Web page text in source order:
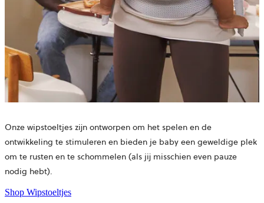
Onze wipstoeltjes zijn ontworpen om het spelen en de
ontwikkeling te stimuleren en bieden je baby een geweldige plek
om te rusten en te schommelen (als jij misschien even pauze
nodig hebt).
Shop Wipstoeltjes